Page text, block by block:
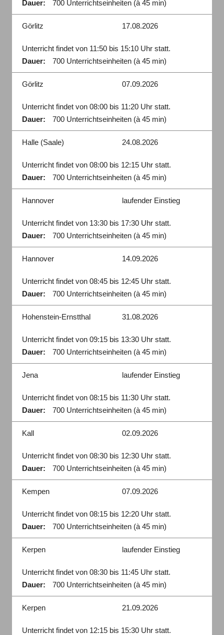
Dauer: 700 Unterrichtseinheiten (à 45 min)
Görlitz 17.08.2026
Unterricht findet von 11:50 bis 15:10 Uhr statt.
Dauer:
700 Unterrichtseinheiten (à 45 min)
Görlitz 07.09.2026
Unterricht findet von 08:00 bis 11:20 Uhr statt.
Dauer:
700 Unterrichtseinheiten (à 45 min)
Halle (Saale) 24.08.2026
Unterricht findet von 08:00 bis 12:15 Uhr statt.
Dauer:
700 Unterrichtseinheiten (à 45 min)
Hannover laufender Einstieg
Unterricht findet von 13:30 bis 17:30 Uhr statt.
Dauer:
700 Unterrichtseinheiten (à 45 min)
Hannover 14.09.2026
Unterricht findet von 08:45 bis 12:45 Uhr statt.
Dauer:
700 Unterrichtseinheiten (à 45 min)
Hohenstein-Ernstthal 31.08.2026
Unterricht findet von 09:15 bis 13:30 Uhr statt.
Dauer:
700 Unterrichtseinheiten (à 45 min)
Jena laufender Einstieg
Unterricht findet von 08:15 bis 11:30 Uhr statt.
Dauer:
700 Unterrichtseinheiten (à 45 min)
Kall 02.09.2026
Unterricht findet von 08:30 bis 12:30 Uhr statt.
Dauer:
700 Unterrichtseinheiten (à 45 min)
Kempen 07.09.2026
Unterricht findet von 08:15 bis 12:20 Uhr statt.
Dauer:
700 Unterrichtseinheiten (à 45 min)
Kerpen laufender Einstieg
Unterricht findet von 08:30 bis 11:45 Uhr statt.
Dauer:
700 Unterrichtseinheiten (à 45 min)
Kerpen 21.09.2026
Unterricht findet von 12:15 bis 15:30 Uhr statt.